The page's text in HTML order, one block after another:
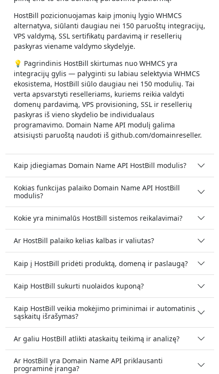
HostBill pozicionuojamas kaip įmonių lygio WHMCS
alternatyva, siūlanti daugiau nei 150 paruoštų integracijų,
VPS valdymą, SSL sertifikatų pardavimą ir resellerių
paskyras viename valdymo skydelyje.
💡 Pagrindinis HostBill skirtumas nuo WHMCS yra
integracijų gylis — palyginti su labiau selektyvia WHMCS
ekosistema, HostBill siūlo daugiau nei 150 modulių. Tai
verta apsvarstyti reselleriams, kuriems reikia valdyti
domenų pardavimą, VPS provisioning, SSL ir resellerių
paskyras iš vieno skydelio be individualaus
programavimo. Domain Name API modulį galima
atsisiųsti paruoštą naudoti iš github.com/domainreseller.
Kaip įdiegiamas Domain Name API HostBill modulis?
Kokias funkcijas palaiko Domain Name API HostBill
modulis?
Kokie yra minimalūs HostBill sistemos reikalavimai?
Ar HostBill palaiko kelias kalbas ir valiutas?
Kaip į HostBill pridėti produktą, domeną ir paslaugą?
Kaip HostBill sukurti nuolaidos kuponą?
Kaip HostBill veikia mokėjimo priminimai ir automatinis
sąskaitų išrašymas?
Ar galiu HostBill atlikti ataskaitų teikimą ir analizę?
Ar HostBill yra Domain Name API priklausanti
programinė įranga?